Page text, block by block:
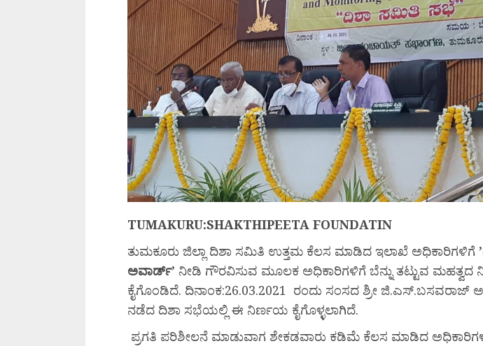
TUMAKURU:SHAKTHIPEETA FOUNDATIN
ತುಮಕೂರು ಜಿಲ್ಲಾ ದಿಶಾ ಸಮಿತಿ ಉತ್ತಮ ಕೆಲಸ ಮಾಡಿದ ಇಲಾಖೆ ಅಧಿಕಾರಿಗಳಿಗೆ ’
ಅವಾರ್ಡ್’ ನೀಡಿ ಗೌರವಿಸುವ ಮೂಲಕ ಅಧಿಕಾರಿಗಳಿಗೆ ಬೆನ್ನು ತಟ್ಟುವ
ಕೈಗೊಂಡಿದೆ. ದಿನಾಂಕ:26.03.2021 ರಂದು ಸಂಸದ ಶ್ರೀ ಜಿ.ಎಸ್.ಬಸವರಾಜ್
ನಡೆದ ದಿಶಾ ಸಭೆಯಲ್ಲಿ ಈ ನಿರ್ಣಯ ಕೈಗೊಳ್ಳಲಾಗಿದೆ.
ಪ್ರಗತಿ ಪರಿಶೀಲನೆ ಮಾಡುವಾಗ ಶೇಕಡವಾರು ಕಡಿಮೆ ಕೆಲಸ ಮಾಡಿದ